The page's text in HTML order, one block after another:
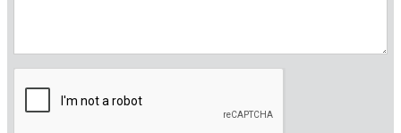
Radie runt hotellet:
Hitta vägen till hotellet